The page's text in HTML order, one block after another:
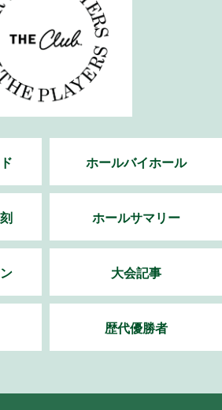
ホールバイホール
ホールサマリー
大会記事
歴代優勝者